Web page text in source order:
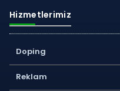
Hizmetlerimiz
Doping
Reklam